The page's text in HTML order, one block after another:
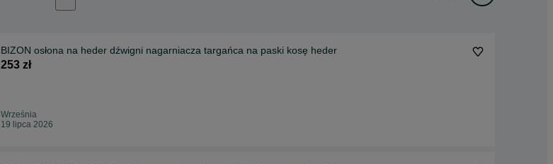
BIZON osłona na heder dźwigni nagarniacza targańca na paski kosę heder
253 zł
Września
19 lipca 2026